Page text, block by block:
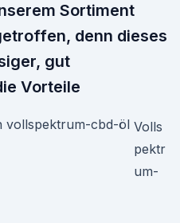
Sortiment
denn dieses
gut
Vorteile
Volls
pektr
um-